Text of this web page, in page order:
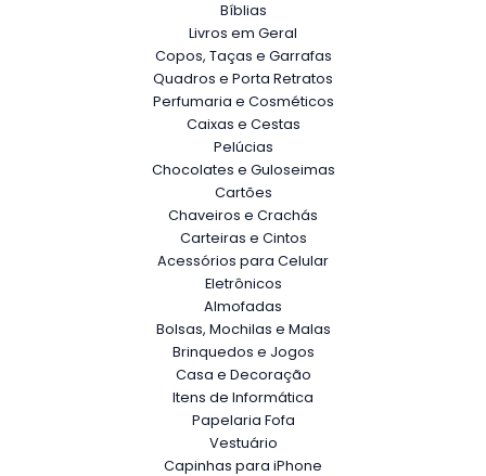
Bíblias
Livros em Geral
Copos, Taças e Garrafas
Quadros e Porta Retratos
Perfumaria e Cosméticos
Caixas e Cestas
Pelúcias
Chocolates e Guloseimas
Cartões
Chaveiros e Crachás
Carteiras e Cintos
Acessórios para Celular
Eletrônicos
Almofadas
Bolsas, Mochilas e Malas
Brinquedos e Jogos
Casa e Decoração
Itens de Informática
Papelaria Fofa
Vestuário
Capinhas para iPhone